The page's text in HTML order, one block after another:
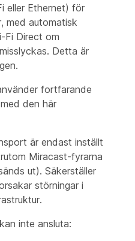
eller Ethernet) för
med automatisk
Fi Direct om
Detta är
fortfarande
den här
är endast inställt
Miracast-fyrarna
ut). Säkerställer
störningar i
inte ansluta: